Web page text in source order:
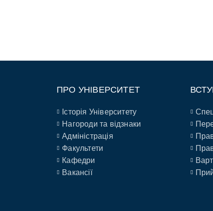
ПРО УНІВЕРСИТЕТ
Історія Університету
Нагороди та відзнаки
Адміністрація
Факультети
Кафедри
Вакансії